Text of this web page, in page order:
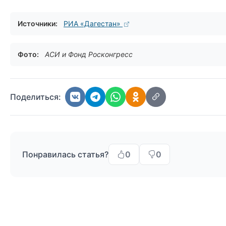
Источники: РИА «Дагестан»
Фото: АСИ и Фонд Росконгресс
Поделиться:
Понравилась статья? 0 0